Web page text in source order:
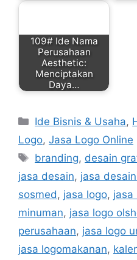
109# Ide Nama
Perusahaan
Aesthetic:
Menciptakan
Daya…
Categories
Ide Bisnis & Usaha,
Logo, Jasa Logo Online
Tags
branding, desain
jasa desain, jasa
sosmed, jasa logo, jasa
minuman, jasa logo
perusahaan, jasa logo
jasa logomakanan,